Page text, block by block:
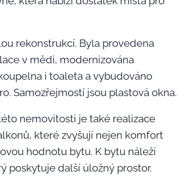
rekonstrukcí. Byla provedena
v mědi, modernizována
i toaleta a vybudováno
Samozřejmostí jsou plastová okna.
nemovitosti je také realizace
které zvyšují nejen komfort
hodnotu bytu. K bytu náleží
poskytuje další úložný prostor.